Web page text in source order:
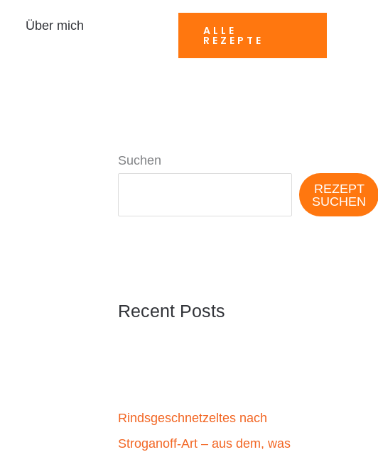
Über mich
ALLE
REZEPTE
Suchen
REZEPT
SUCHEN
Recent Posts
Rindsgeschnetzeltes nach
Stroganoff-Art – aus dem, was